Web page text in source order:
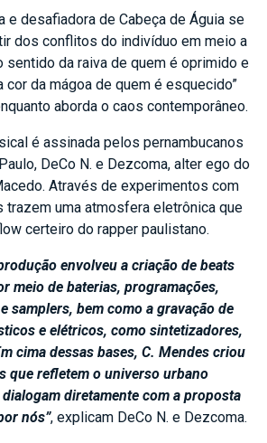
e desafiadora de Cabeça de Águia se
dos conflitos do indivíduo em meio a
sentido da raiva de quem é oprimido e
cor da mágoa de quem é esquecido”
aborda o caos contemporâneo.
é assinada pelos pernambucanos
DeCo N. e Dezcoma, alter ego do
Através de experimentos com
trazem uma atmosfera eletrônica que
certeiro do rapper paulistano.
envolveu a criação de beats
meio de baterias, programações,
samplers, bem como a gravação de
e elétricos, como sintetizadores,
cima dessas bases, C. Mendes criou
que refletem o universo urbano
diretamente com a proposta
nós”, explicam DeCo N. e Dezcoma.